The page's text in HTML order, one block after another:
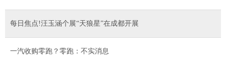
每日焦点!汪玉涵个展“天狼星”在成都开展
一汽收购零跑？零跑：不实消息